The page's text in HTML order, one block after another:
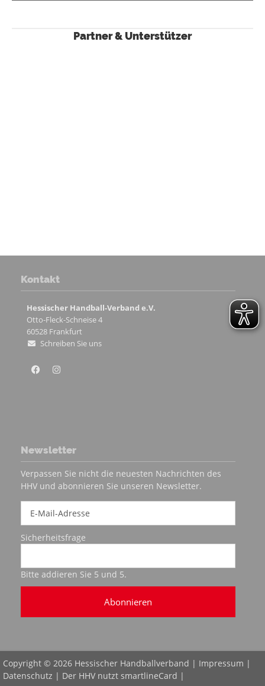
Partner & Unterstützer
Kontakt
Hessischer Handball-Verband e.V.
Otto-Fleck-Schneise 4
60528 Frankfurt
Schreiben Sie uns
Newsletter
Verpassen Sie nicht die neuesten Nachrichten des
HHV und abonnieren Sie unseren Newsletter.
Sicherheitsfrage
Bitte addieren Sie 5 und 5.
Abonnieren
Copyright © 2026 Hessischer Handballverband | Impressum |
Datenschutz | Der HHV nutzt smartlineCard |